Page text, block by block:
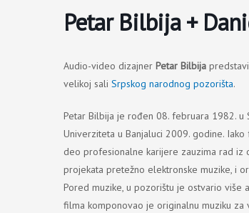
Petar Bilbija +
Audio-video dizajner Petar Bilbija
velikoj sali Srpskog narodnog pozorišta.
Petar Bilbija je rođen 08. februara 1982. u
Univerziteta u Banjaluci 2009. godine.
deo profesionalne karijere zauzima rad iz
projekata pretežno elektronske muzike, i
Pored muzike, u pozorištu je ostvario više
filma komponovao je originalnu muziku za